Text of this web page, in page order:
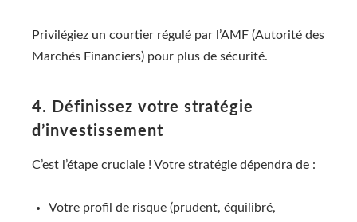
Privilégiez un courtier régulé par l’AMF (Autorité des
Marchés Financiers) pour plus de sécurité.
4. Définissez votre stratégie
d’investissement
C’est l’étape cruciale ! Votre stratégie dépendra de :
Votre profil de risque (prudent, équilibré,